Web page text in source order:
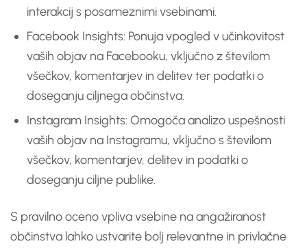
interakcij s posameznimi vsebinami.
Facebook Insights: Ponuja vpogled v učinkovitost
vaših objav na Facebooku, vključno z številom
všečkov, komentarjev in delitev ter podatki o
doseganju ciljnega občinstva.
Instagram Insights: Omogoča analizo uspešnosti
vaših objav na Instagramu, vključno s številom
všečkov, komentarjev, delitev in podatki o
doseganju ciljne publike.
S pravilno oceno vpliva vsebine na angažiranost
občinstva lahko ustvarite bolj relevantne in privlačne